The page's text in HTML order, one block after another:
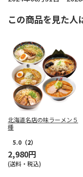
この商品を見た人
北海道名店の味ラーメン５
種
5.0 （2）
2,980円
(送料・税込)